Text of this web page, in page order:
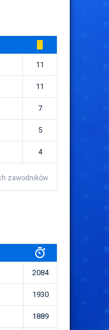
11
11
7
5
4
zawodników
2084
1930
1889